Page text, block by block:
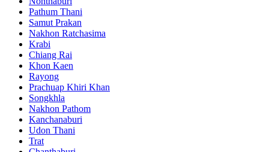
Pathum Thani
Samut Prakan
Nakhon Ratchasima
Krabi
Chiang Rai
Khon Kaen
Rayong
Prachuap Khiri Khan
Songkhla
Nakhon Pathom
Kanchanaburi
Udon Thani
Trat